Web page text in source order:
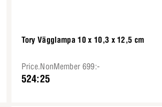
Tory Vägglampa 10 x 10,3 x 12,5 cm
Price.NonMember 699:-
524:25